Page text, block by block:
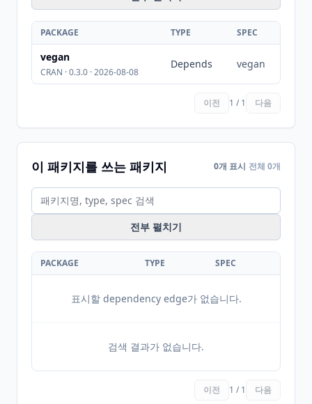
PACKAGE TYPE SPEC
vegan
CRAN · 0.3.0 · 2026-08-08
Depends vegan
이전 1 / 1 다음
이 패키지를 쓰는 패키지 0개 표시 전체 0개
전부 펼치기
PACKAGE TYPE SPEC
표시할 dependency edge가 없습니다.
검색 결과가 없습니다.
이전 1 / 1 다음